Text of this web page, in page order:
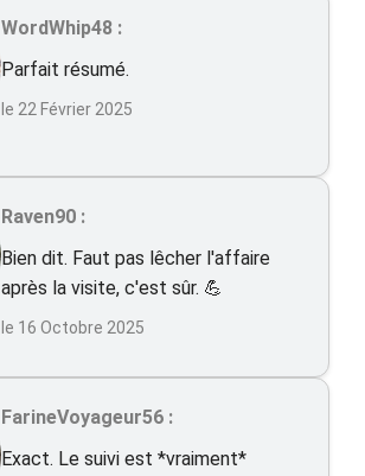
WordWhip48 :
Parfait résumé.
le 22 Février 2025
Raven90 :
Bien dit. Faut pas lêcher l'affaire
après la visite, c'est sûr. 💪
le 16 Octobre 2025
FarineVoyageur56 :
Exact. Le suivi est *vraiment*